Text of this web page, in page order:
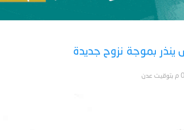
بموجة نزوح جديدة